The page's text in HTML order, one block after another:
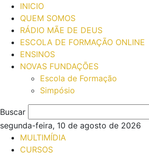
INICIO
QUEM SOMOS
RÁDIO MÃE DE DEUS
ESCOLA DE FORMAÇÃO ONLINE
ENSINOS
NOVAS FUNDAÇÕES
Escola de Formação
Simpósio
Buscar
segunda-feira, 10 de agosto de 2026
MULTIMÍDIA
CURSOS